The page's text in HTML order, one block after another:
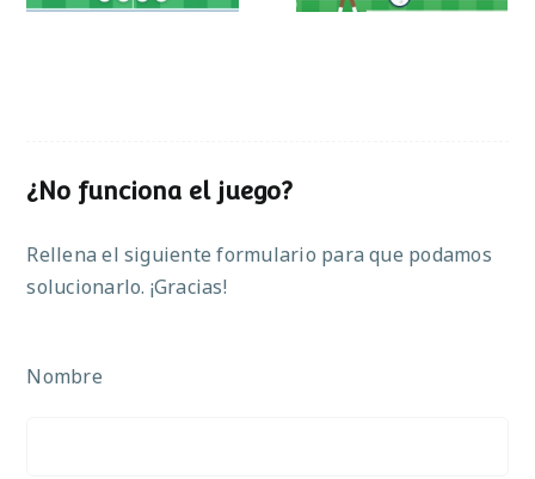
¿No funciona el juego?
Rellena el siguiente formulario para que podamos
solucionarlo. ¡Gracias!
Nombre